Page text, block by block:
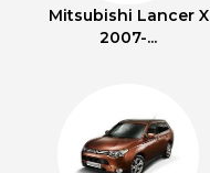
Mitsubishi Lancer X
2007-...